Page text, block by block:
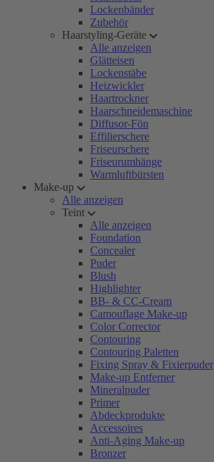
Lockenbänder
Zubehör
Haarstyling-Geräte
Alle anzeigen
Glätteisen
Lockenstäbe
Heizwickler
Haartrockner
Haarschneidemaschine
Diffusor-Fön
Effilierschere
Friseurschere
Friseurumhänge
Warmluftbürsten
Make-up
Alle anzeigen
Teint
Alle anzeigen
Foundation
Concealer
Puder
Blush
Highlighter
BB- & CC-Cream
Camouflage Make-up
Color Corrector
Contouring
Contouring Paletten
Fixing Spray & Fixierpuder
Make-up Entferner
Mineralpuder
Primer
Abdeckprodukte
Accessoires
Anti-Aging Make-up
Bronzer